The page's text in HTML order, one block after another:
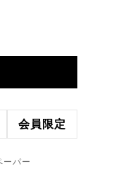
会員限定
ーパー